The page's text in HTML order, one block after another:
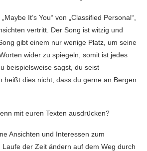
It’s You“ von „Classified Personal“,
vertritt. Der Song ist witzig und
gibt einem nur wenige Platz, um seine
wider zu spiegeln, somit ist jedes
beispielsweise sagst, du seist
heißt dies nicht, dass du gerne an Bergen
mit euren Texten ausdrücken?
Ansichten und Interessen zum
Laufe der Zeit ändern auf dem Weg durch